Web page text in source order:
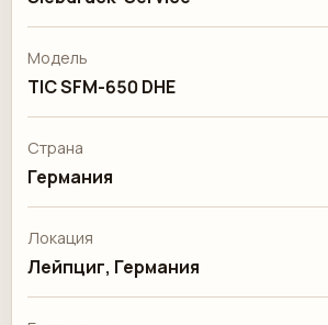
Модель
TIC SFM-650 DHE
Страна
Германия
Локация
Лейпциг, Германия